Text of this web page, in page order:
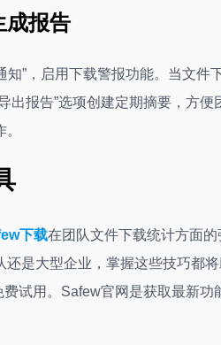
成报告
知”，启用下载警报功能。当文
出报告”选项创建定期摘要，方
下载在团队文件下载统计方面
是大型企业，掌握这些技巧都
试用。Safew官网是获取最新